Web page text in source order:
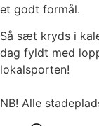
et godt formål.
Så sæt kryds i
dag fyldt med
lokalsporten!
NB! Alle